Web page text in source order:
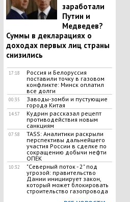
заработали
Путин и
Медведев?
Суммы в декларациях о
доходах первых лиц страны
снизились
17:18
Россия и Белоруссия
поставили точку в газовом
конфликте: Минск оплатил
все долги
00:35
Заводы-зомби и пустующие
города Китая
14:57
Кудрин рассказал рецепт
противодействия новым
санкциям
07:58
TASS: Аналитики раскрыли
перспективы дальнейшего
участия России в сделке по
сокращению добычи нефти
ОПЕК
10:32
"Северный поток - 2" под
угрозой: правительство
Дании инициирует закон,
который может блокировать
строительство газопровода